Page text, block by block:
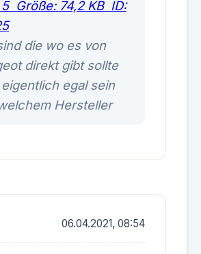
die wo es von
direkt gibt sollte
egal sein
Hersteller
06.04.2021, 08:54